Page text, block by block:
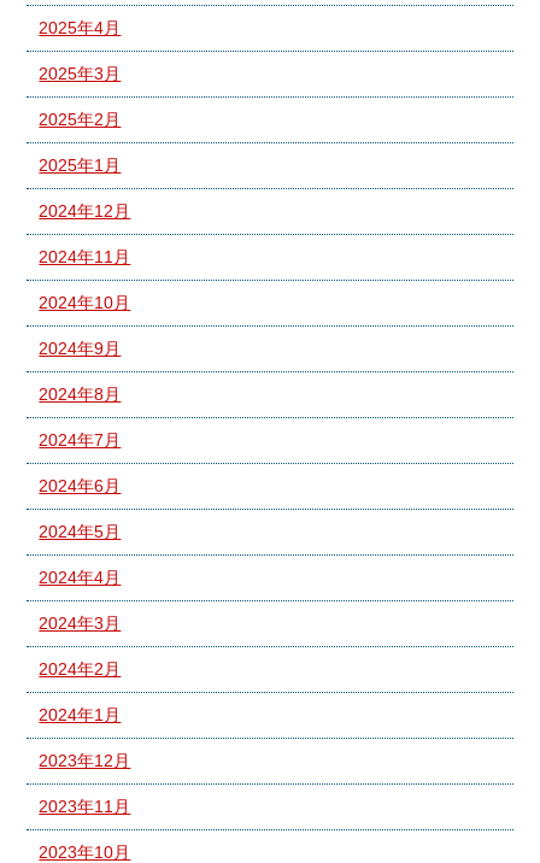
2025年4月
2025年3月
2025年2月
2025年1月
2024年12月
2024年11月
2024年10月
2024年9月
2024年8月
2024年7月
2024年6月
2024年5月
2024年4月
2024年3月
2024年2月
2024年1月
2023年12月
2023年11月
2023年10月